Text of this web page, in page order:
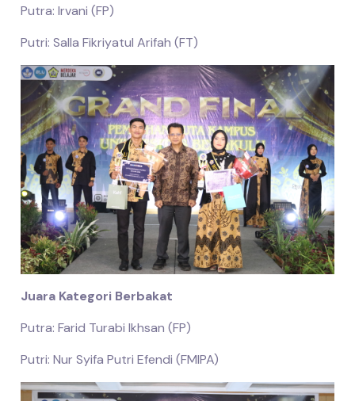
Putra: Irvani (FP)
Putri: Salla Fikriyatul Arifah (FT)
Juara Kategori Berbakat
Putra: Farid Turabi Ikhsan (FP)
Putri: Nur Syifa Putri Efendi (FMIPA)